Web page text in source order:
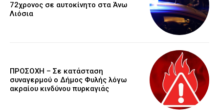
72χρονος σε αυτοκίνητο στα Άνω
Λιόσια
ΠΡΟΣΟΧΗ – Σε κατάσταση
συναγερμού ο Δήμος Φυλής λόγω
ακραίου κινδύνου πυρκαγιάς